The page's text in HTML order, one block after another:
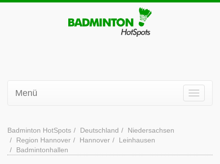
Menü
Badminton HotSpots Deutschland
Niedersachsen
Region Hannover
Hannover
Leinhausen
Badmintonhallen